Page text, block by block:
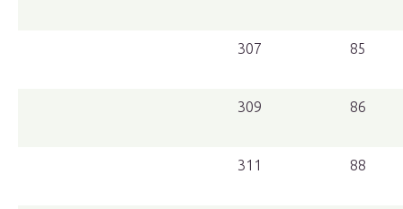
307 85
309 86
311 88